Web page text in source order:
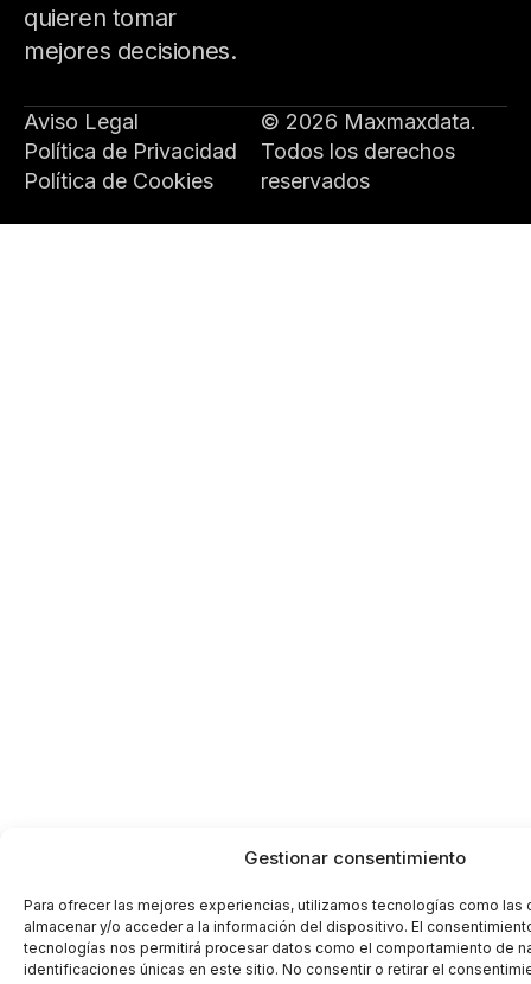
Gestionar consentimiento
Para ofrecer las mejores experiencias, utilizamos tecnologías como las
almacenar y/o acceder a la información del dispositivo. El
tecnologías nos permitirá procesar datos como el comportamiento de
identificaciones únicas en este sitio. No consentir o retirar el
quieren tomar
mejores decisiones.
© 2026 Maxmaxdata.
Todos los derechos
reservados
Aviso Legal
Política de Privacidad
Política de Cookies